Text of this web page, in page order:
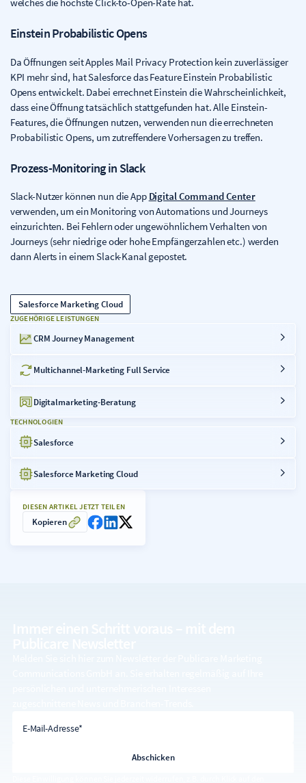
welches die höchste Click-to-Open-Rate hat.
Einstein Probabilistic Opens
Da Öffnungen seit Apples Mail Privacy Protection kein zuverlässiger
KPI mehr sind, hat Salesforce das Feature Einstein Probabilistic
Opens entwickelt. Dabei errechnet Einstein die Wahrscheinlichkeit,
dass eine Öffnung tatsächlich stattgefunden hat. Alle Einstein-
Features, die Öffnungen nutzen, verwenden nun die errechneten
Probabilistic Opens, um zutreffendere Vorhersagen zu treffen.
Prozess-Monitoring in Slack
Slack-Nutzer können nun die App Digital Command Center
verwenden, um ein Monitoring von Automations und Journeys
einzurichten. Bei Fehlern oder ungewöhnlichem Verhalten von
Journeys (sehr niedrige oder hohe Empfängerzahlen etc.) werden
dann Alerts in einem Slack-Kanal gepostet.
DIESEN ARTIKEL JETZT TEILEN
Kopieren
ZUGEHÖRIGE LEISTUNGEN
CRM Journey Management
Multichannel-Marketing Full Service
Digitalmarketing-Beratung
TECHNOLOGIEN
Salesforce
Salesforce Marketing Cloud
Salesforce Marketing Cloud
E-Mail-Adresse*